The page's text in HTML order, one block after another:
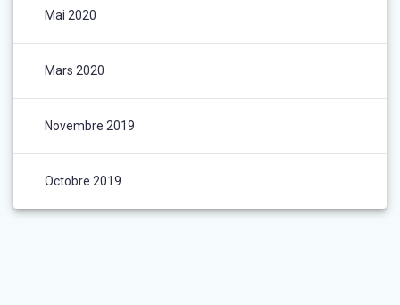
Mai 2020
Mars 2020
Novembre 2019
Octobre 2019